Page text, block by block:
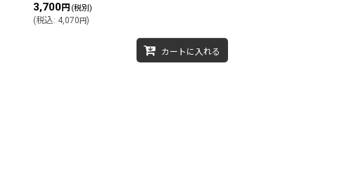
3,700円 (税別)
(税込: 4,070円)
カートに入れる